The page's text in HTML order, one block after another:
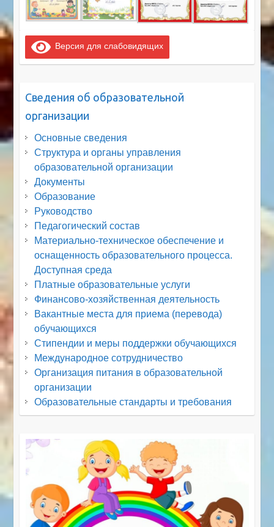
Версия для слабовидящих
Сведения об образовательной
организации
Основные сведения
Структура и органы управления
образовательной организации
Документы
Образование
Руководство
Педагогический состав
Материально-техническое обеспечение и
оснащенность образовательного процесса.
Доступная среда
Платные образовательные услуги
Финансово-хозяйственная деятельность
Вакантные места для приема (перевода)
обучающихся
Стипендии и меры поддержки обучающихся
Международное сотрудничество
Организация питания в образовательной
организации
Образовательные стандарты и требования